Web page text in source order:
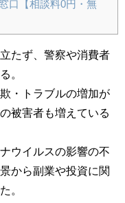
口【相談料0円・無
たず、警察や消費者
。
・トラブルの増加が
被害者も増えている
ウイルスの影響の不
から副業や投資に関
。